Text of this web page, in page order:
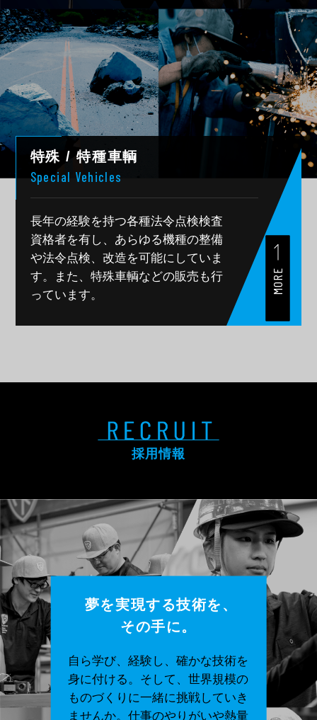
特殊 / 特種車輌
Special Vehicles
長年の経験を持つ各種法令点検検査
資格者を有し、 あらゆる機種の整備
や法令点検、 改造を可能にしていま
す。
また、特殊車輌などの販売も行
っています。
MORE
採用情報
夢を実現する技術を 、
その手に。
自ら学び、経験し、確かな技術を
身に付ける。 そして、世界規模の
ものづくりに一緒に挑戦していき
ませんか。仕事のやりがいや熱量